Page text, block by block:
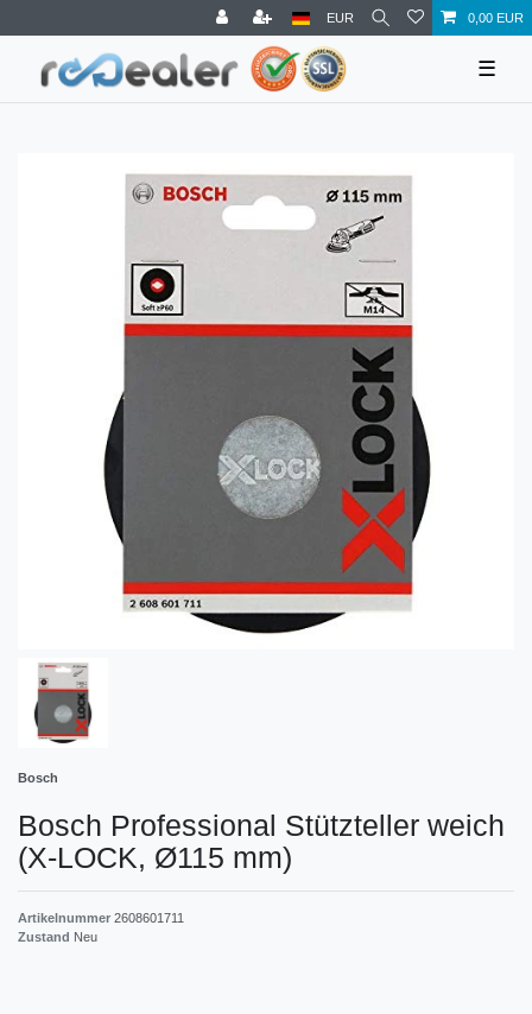
EUR 0,00 EUR
☰
Bosch
Bosch Professional Stützteller weich
(X-LOCK, Ø115 mm)
Artikelnummer 2608601711
Zustand Neu